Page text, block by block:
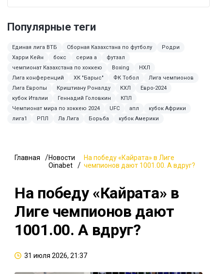
Популярные теги
Единая лига ВТБ Сборная Казахстана по футболу
Родри
Харри Кейн
бокс сериа а
футзал
чемпионат Казахстана по хоккею
Boxing
НХЛ
Лига конференций
ХК "Барыс" ФК Тобол
Лига чемпионов
Лига Европы
Криштиану Роналду КХЛ
Евро-2024
кубок Италии
Геннадий Головкин
КПЛ
Чемпионат мира по хоккею 2024
UFC апл
кубок Африки
лига1
РПЛ Ла Лига Борьба кубок Америки
Главная
Новости
Oinabet
На победу «Кайрата» в Лиге
чемпионов дают 1001.00. А вдруг?
На победу «Кайрата» в
Лиге чемпионов дают
1001.00. А вдруг?
31 июля 2026, 21:37